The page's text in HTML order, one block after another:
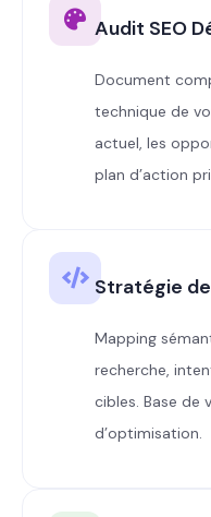
Audit SEO
Document
technique de
actuel, les
plan d’action
Stratégie
Mapping
recherche,
cibles. Base
d’optimisation.